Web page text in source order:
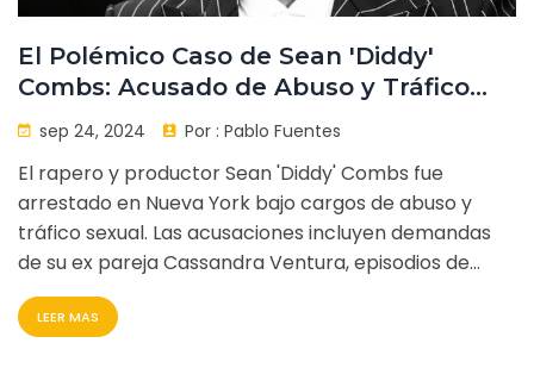
El Polémico Caso de Sean 'Diddy'
Combs: Acusado de Abuso y Tráfico
Sexual
sep 24, 2024 Por : Pablo Fuentes
El rapero y productor Sean 'Diddy' Combs fue
arrestado en Nueva York bajo cargos de abuso y
tráfico sexual. Las acusaciones incluyen demandas
de su ex pareja Cassandra Ventura, episodios de
abuso físico y sexual y otras denuncias de múltiples
víctimas desde 1991. Combs ha negado todas las
LEER MAS